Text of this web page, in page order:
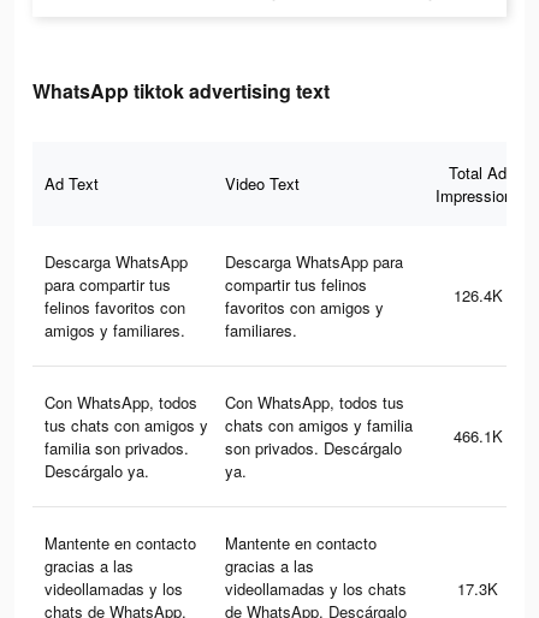
WhatsApp tiktok advertising text
Ad Text Video Text
Total Ad
Impressions
Descarga WhatsApp
para compartir tus
felinos favoritos con
amigos y familiares.
Descarga WhatsApp para
compartir tus felinos
favoritos con amigos y
familiares.
126.4K
Con WhatsApp, todos
tus chats con amigos y
familia son privados.
Descárgalo ya.
Con WhatsApp, todos tus
chats con amigos y familia
son privados. Descárgalo
ya.
466.1K
Mantente en contacto
gracias a las
videollamadas y los
chats de WhatsApp.
Mantente en contacto
gracias a las
videollamadas y los chats
de WhatsApp. Descárgalo
17.3K